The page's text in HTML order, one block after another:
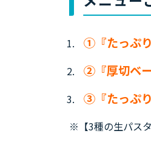
①『たっぷ
②『厚切ベ
③『たっぷ
※【3種の生パス